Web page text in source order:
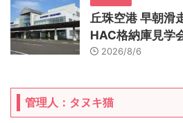
丘珠空港 早朝滑
HAC格納庫見学
2026/8/6
管理人：タヌキ猫